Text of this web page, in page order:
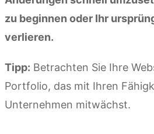
zu beginnen oder Ihr
verlieren.
Tipp: Betrachten Sie Ihre
Portfolio, das mit Ihren
Unternehmen mitwächst.